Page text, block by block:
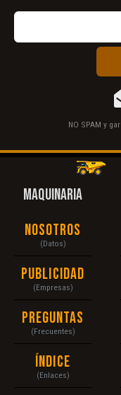
NO SPAM y
MAQUINARIA
Nosotros
(Datos)
Publicidad
(Empresas)
Preguntas
(Frecuentes)
Índice
(Enlaces)